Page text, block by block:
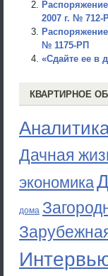
2007 г. № 712-
№ 1175-РП
«Сдайте ее в
КВАРТИРНОЕ
Дачная
экономика
дома